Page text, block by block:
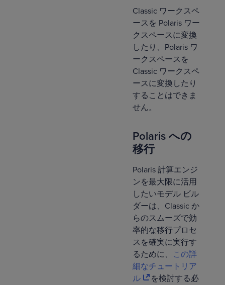
Classic ワークスペ
ースを Polaris ワー
クスペースに変換
したり、Polaris ワ
ークスペースを
Classic ワークスペ
ースに変換したり
することはできま
せん。
Polaris への
移行
Polaris 計算エンジ
ンを最大限に活用
したいモデル ビル
ダーは、Classic か
らのスムーズで効
率的な移行プロセ
スを確実に実行す
るために、 この詳
細なチュートリア
ル
を検討する必